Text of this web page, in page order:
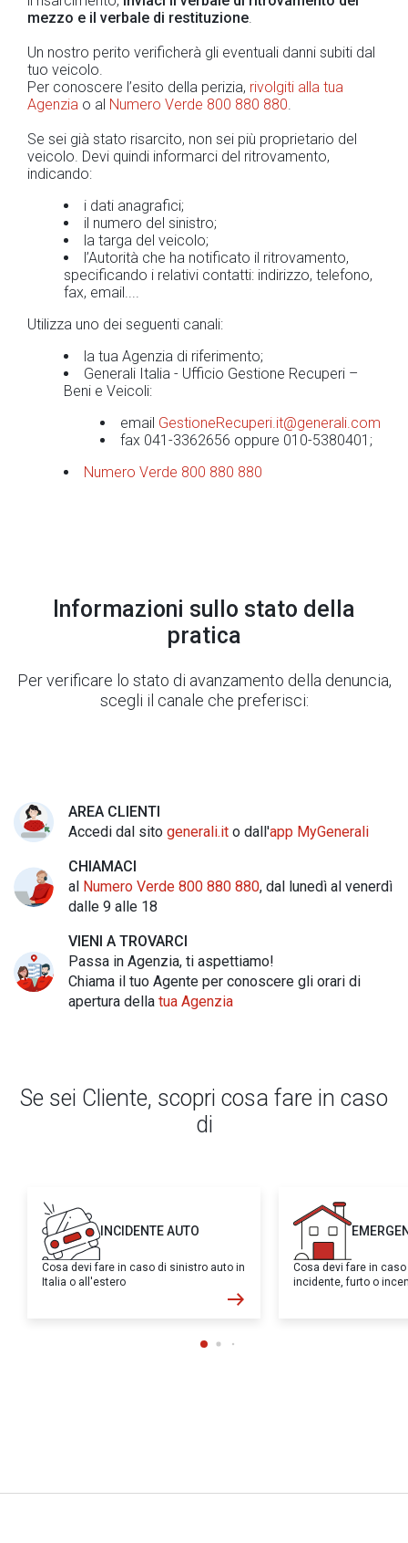
mezzo e il verbale di restituzione.
Un nostro perito verificherà gli eventuali danni subiti dal
tuo veicolo.
Per conoscere l’esito della perizia, rivolgiti alla tua
Agenzia o al Numero Verde 800 880 880.
Se sei già stato risarcito, non sei più proprietario del
veicolo. Devi quindi informarci del ritrovamento,
indicando:
i dati anagrafici;
il numero del sinistro;
la targa del veicolo;
l’Autorità che ha notificato il ritrovamento,
specificando i relativi contatti: indirizzo, telefono,
fax, email....
Utilizza uno dei seguenti canali:
la tua Agenzia di riferimento;
Generali Italia - Ufficio Gestione Recuperi –
Beni e Veicoli:
email GestioneRecuperi.it@generali.com
fax 041-3362656 oppure 010-5380401;
Numero Verde 800 880 880
Informazioni sullo stato della
pratica
Per verificare lo stato di avanzamento della denuncia,
scegli il canale che preferisci:
AREA CLIENTI
Accedi dal sito generali.it o dall'app MyGenerali
CHIAMACI
al Numero Verde 800 880 880, dal lunedì al venerdì
dalle 9 alle 18
VIENI A TROVARCI
Passa in Agenzia, ti aspettiamo!
Chiama il tuo Agente per conoscere gli orari di
apertura della tua Agenzia
Se sei Cliente, scopri cosa fare in caso
di
INCIDENTE AUTO
Cosa devi fare in caso di sinistro auto in
Italia o all'estero
Cosa devi fare in
incidente, furto o